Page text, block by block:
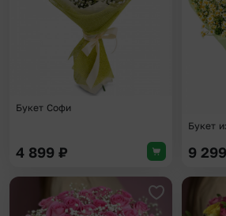
Букет Софи
4 899 ₽
Букет
9 299
Добавить в